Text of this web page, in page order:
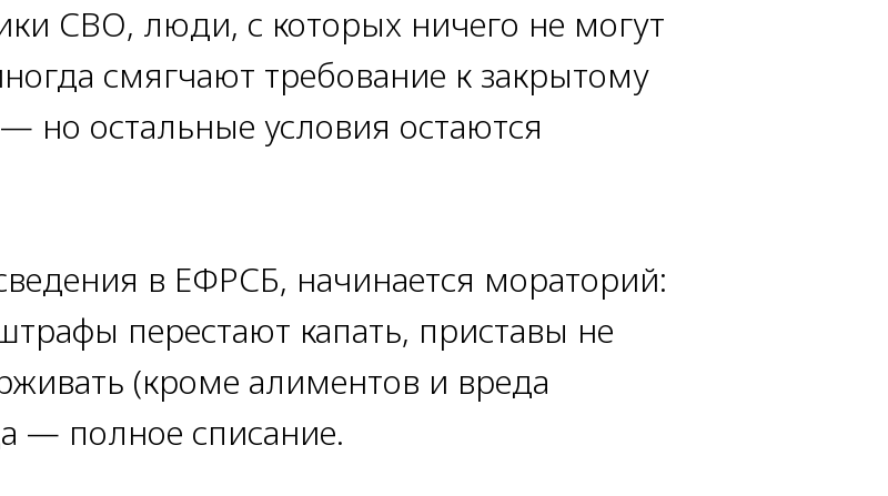
СВО, люди, с которых ничего не могут
смягчают требование к закрытому
но остальные условия остаются
в ЕФРСБ, начинается мораторий:
перестают капать, приставы не
(кроме алиментов и вреда
— полное списание.